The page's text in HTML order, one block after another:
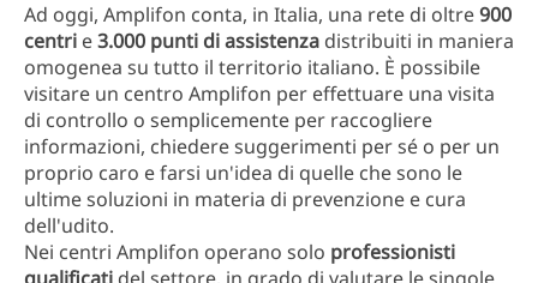
Ad oggi, Amplifon conta, in Italia, una rete di oltre900
centri e3.000 punti di assistenza distribuiti in maniera
omogenea su tutto il territorio italiano. È possibile
visitare un centro Amplifon per effettuare una visita
di controllo o semplicemente per raccogliere
informazioni, chiedere suggerimenti per sé o per un
proprio caro e farsi un'idea di quelle che sono le
ultime soluzioni in materia di prevenzione e cura
dell'udito.
Nei centri Amplifon operano solo professionisti